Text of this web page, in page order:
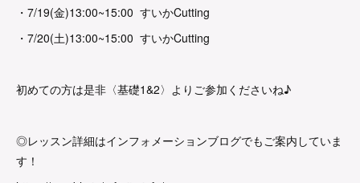
・7/19(金)13:00~15:00 すいかCutting
・7/20(土)13:00~15:00 すいかCutting
初めての方は是非〈基礎1&2〉よりご参加くださいね♪
◎レッスン詳細はインフォメーションブログでもご案内していま
す！